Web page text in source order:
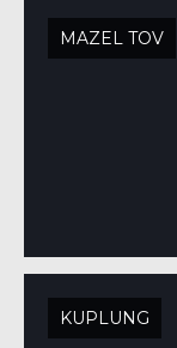
MAZEL TOV
KUPLUNG